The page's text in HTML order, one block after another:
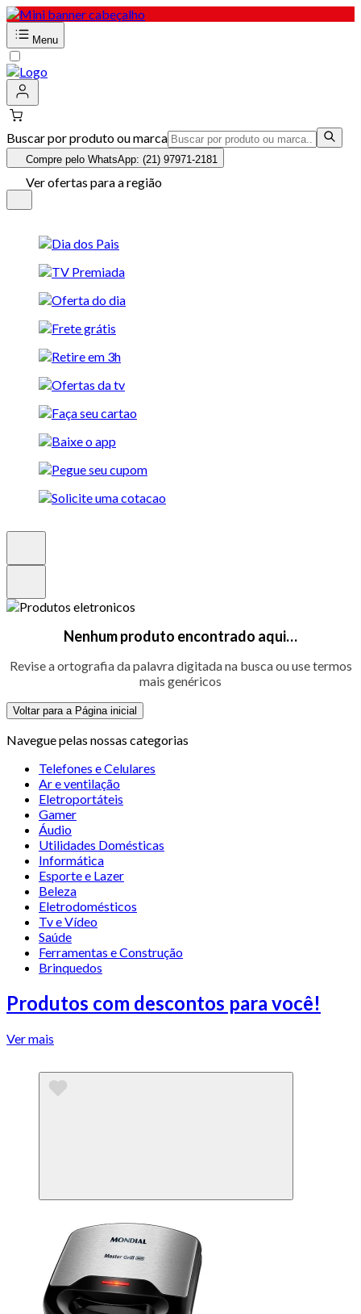
Menu
Buscar por produto ou marca
Compre pelo WhatsApp: (21) 97971-2181
Ver ofertas para a região
Nenhum produto encontrado aqui…
Revise a ortografia da palavra digitada na busca ou use termos
mais genéricos
Voltar para a Página inicial
Navegue pelas nossas categorias
Telefones e Celulares
Ar e ventilação
Eletroportáteis
Gamer
Áudio
Utilidades Domésticas
Informática
Esporte e Lazer
Beleza
Eletrodomésticos
Tv e Vídeo
Saúde
Ferramentas e Construção
Brinquedos
Produtos com descontos para você!
Ver mais